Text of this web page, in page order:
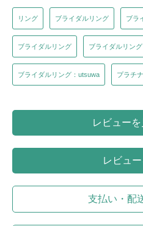
リング ブライダルリング ブラ
ブライダルリング ブライダルリン
ブライダルリング：utsuwa プラチ
レビュー
レビュ
支払い・配